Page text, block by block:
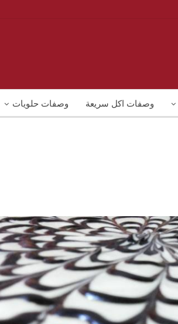
وصفات اكل سريعة وصفات حلويات